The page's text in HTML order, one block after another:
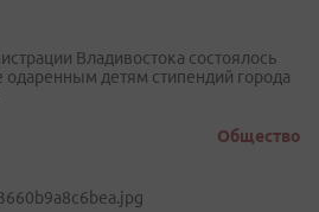
Владивостока состоялось
одаренным детям стипендий города
Общество